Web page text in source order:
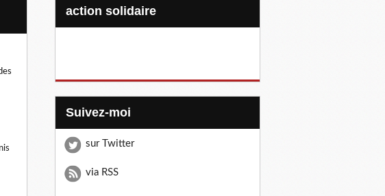
action solidaire
Suivez-moi
sur Twitter
via RSS